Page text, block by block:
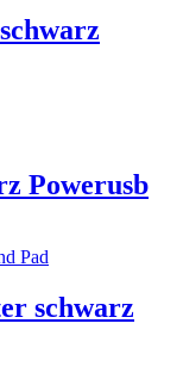
Powerusb
schwarz